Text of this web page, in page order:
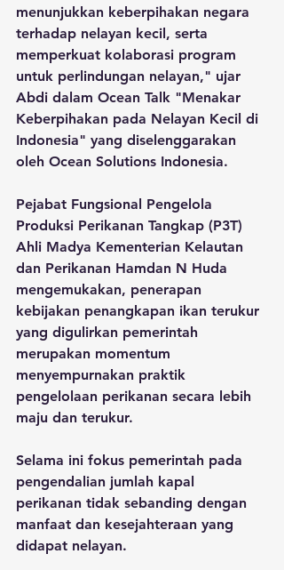
menunjukkan keberpihakan negara
terhadap nelayan kecil, serta
memperkuat kolaborasi program
untuk perlindungan nelayan," ujar
Abdi dalam Ocean Talk "Menakar
Keberpihakan pada Nelayan Kecil di
Indonesia" yang diselenggarakan
oleh Ocean Solutions Indonesia.
Pejabat Fungsional Pengelola
Produksi Perikanan Tangkap (P3T)
Ahli Madya Kementerian Kelautan
dan Perikanan Hamdan N Huda
mengemukakan, penerapan
kebijakan penangkapan ikan terukur
yang digulirkan pemerintah
merupakan momentum
menyempurnakan praktik
pengelolaan perikanan secara lebih
maju dan terukur.
Selama ini fokus pemerintah pada
pengendalian jumlah kapal
perikanan tidak sebanding dengan
manfaat dan kesejahteraan yang
didapat nelayan.